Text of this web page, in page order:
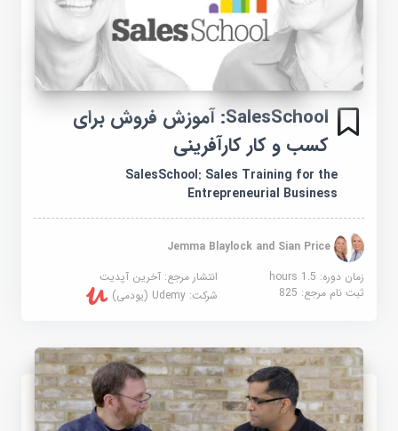
SalesSchool: آموزش فروش برای
کسب و کار کارآفرینی
SalesSchool: Sales Training for the
Entrepreneurial Business
Jemma Blaylock and Sian Price
زمان دوره: 1.5 hours
انتشار مرجع:آخرین آپدیت
ثبت نام مرجع:825 شرکت:Udemy (یودمی)